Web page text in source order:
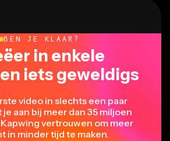
BEN JE KLAAR?
in enkele
iets geweldigs
video in slechts een paar
je aan bij meer dan 35 miljoen
vertrouwen om meer
in minder tijd te maken.